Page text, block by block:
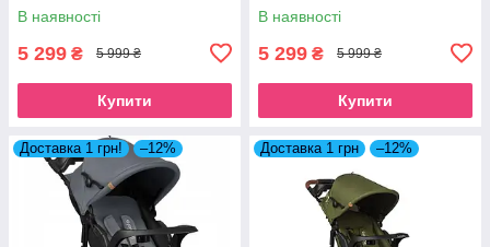
В наявності
5 299 ₴ 5 999 ₴
Купити
В наявності
5 299 ₴ 5 999 ₴
Купити
Доставка 1 грн! –12% Доставка 1 грн –12%